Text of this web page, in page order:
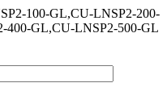
100-GL,CU-LNSP2-200-
400-GL,CU-LNSP2-500-GL